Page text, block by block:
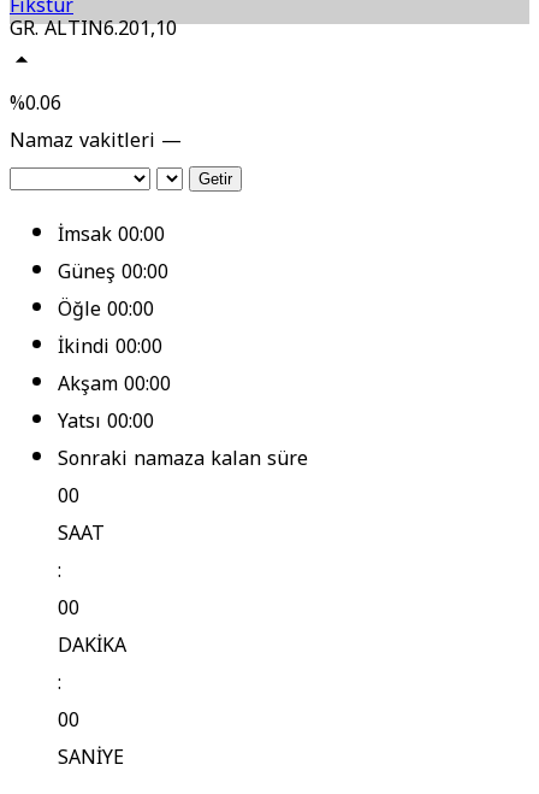
GR. ALTIN6.201,10
%0.06
Namaz vakitleri —
Getir
İmsak00:00
Güneş00:00
Öğle00:00
İkindi00:00
Akşam00:00
Yatsı00:00
Sonraki namaza kalan süre
00
SAAT
:
00
DAKİKA
:
00
SANİYE